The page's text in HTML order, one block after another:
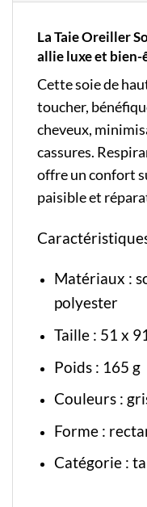
La Taie Oreiller
allie luxe et
Cette soie de
toucher,
cheveux,
cassures.
offre un confort
paisible et
Matériaux :
polyester
Taille : 51 x
Poids : 165 g
Couleurs :
Forme :
Catégorie :